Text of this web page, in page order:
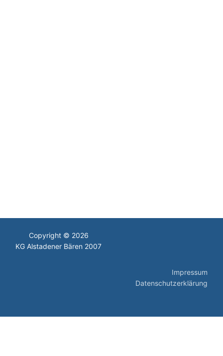
Copyright © 2026
KG Alstadener Bären 2007
Impressum
Datenschutzerklärung